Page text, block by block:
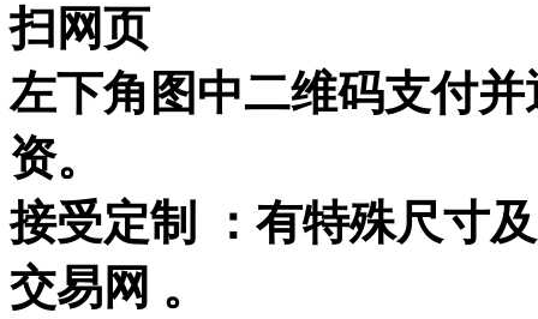
扫网页
左下角图中二维码支付
资。
接受定制 ：有特殊尺寸
交易网 。